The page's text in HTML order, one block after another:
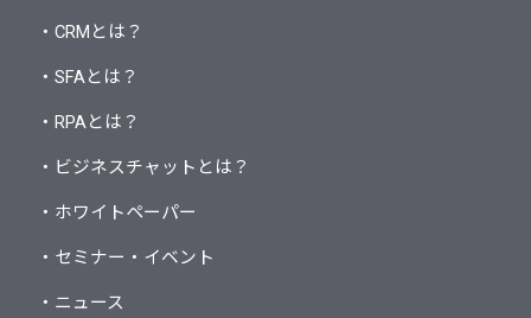
・CRMとは？
・SFAとは？
・RPAとは？
・ビジネスチャットとは？
・ホワイトペーパー
・セミナー・イベント
・ニュース